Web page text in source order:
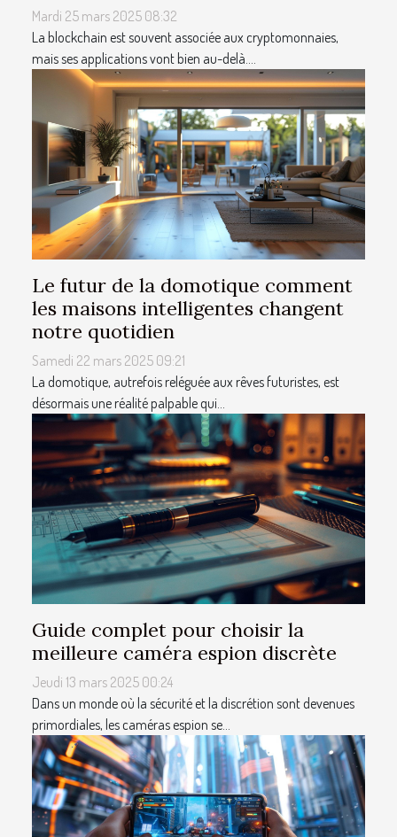
Mardi 25 mars 2025 08:32
La blockchain est souvent associée aux cryptomonnaies,
mais ses applications vont bien au-delà....
Le futur de la domotique comment
les maisons intelligentes changent
notre quotidien
Samedi 22 mars 2025 09:21
La domotique, autrefois reléguée aux rêves futuristes, est
désormais une réalité palpable qui...
Guide complet pour choisir la
meilleure caméra espion discrète
Jeudi 13 mars 2025 00:24
Dans un monde où la sécurité et la discrétion sont devenues
primordiales, les caméras espion se...